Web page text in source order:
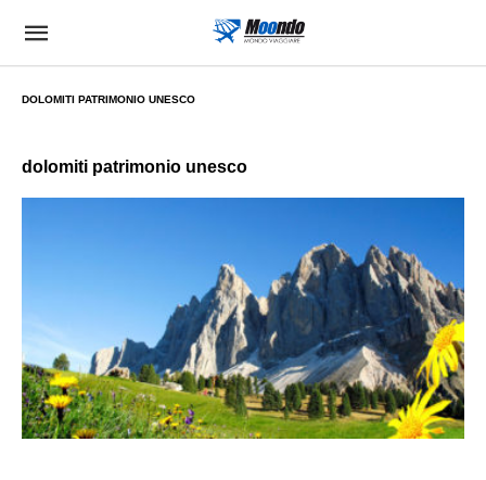
DOLOMITI PATRIMONIO UNESCO
dolomiti patrimonio unesco